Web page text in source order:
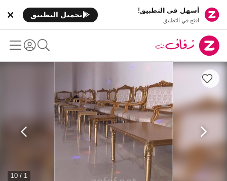
أسهل في التطبيق!
افتح في التطبيق
تحميل التطبيق
1 / 10